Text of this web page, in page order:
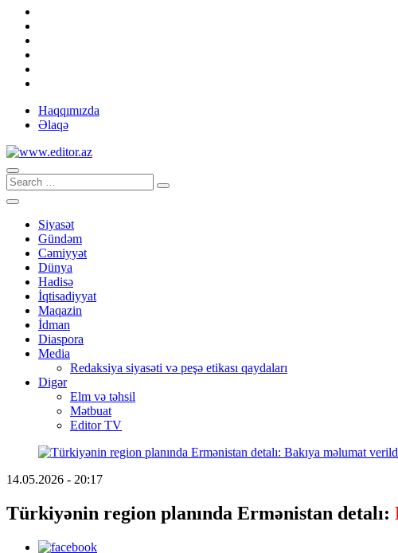
Haqqımızda
Əlaqə
Siyasət
Gündəm
Cəmiyyət
Dünya
Hadisə
İqtisadiyyat
Maqazin
İdman
Diaspora
Media
Redaksiya siyasəti və peşə etikası qaydaları
Digər
Elm və təhsil
Mətbuat
Editor TV
14.05.2026 - 20:17
Türkiyənin region planında Ermənistan detalı: